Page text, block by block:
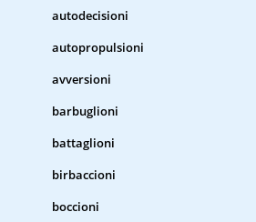
autodecisioni
autopropulsioni
avversioni
barbuglioni
battaglioni
birbaccioni
boccioni